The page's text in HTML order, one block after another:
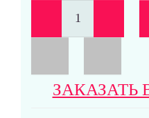
Браслеты
ЗАКАЗАТЬ